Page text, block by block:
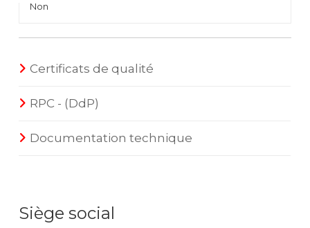
Non
Certificats de qualité
RPC - (DdP)
Documentation technique
Siège social